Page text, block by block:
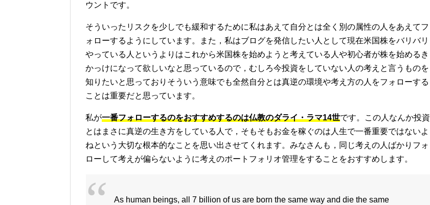
ウントです。
そういったリスクを少しでも緩和するために私はあえて自分とは全く別の属性の人をあえてフ
ォローするようにしています。また，私はブログを発信したい人として現在米国株をバリバリ
やっている人というよりはこれから米国株を始めようと考えている人や初心者が株を始めるき
かっけになって欲しいなと思っているので，むしろ今投資をしていない人の考えと言うものを
知りたいと思っておりそういう意味でも全然自分とは真逆の環境や考え方の人をフォローする
ことは重要だと思っています。
私が一番フォローするのをおすすめするのは仏教のダライ・ラマ14世です。この人なんか投資
とはまさに真逆の生き方をしている人で，そもそもお金を稼ぐのは人生で一番重要ではないよ
ねという大切な根本的なことを思い出させてくれます。みなさんも，同じ考えの人ばかりフォ
ローして考えが偏らないように考えのポートフォリオ管理をすることをおすすめします。
As human beings, all 7 billion of us are born the same way and die the same